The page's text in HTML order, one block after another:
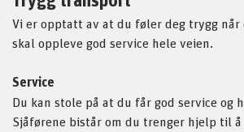
Vi er opptatt av at du føler deg trygg når
skal oppleve god service hele veien.
Service
Du kan stole på at du får god service og
Sjåførene bistår om du trenger hjelp til